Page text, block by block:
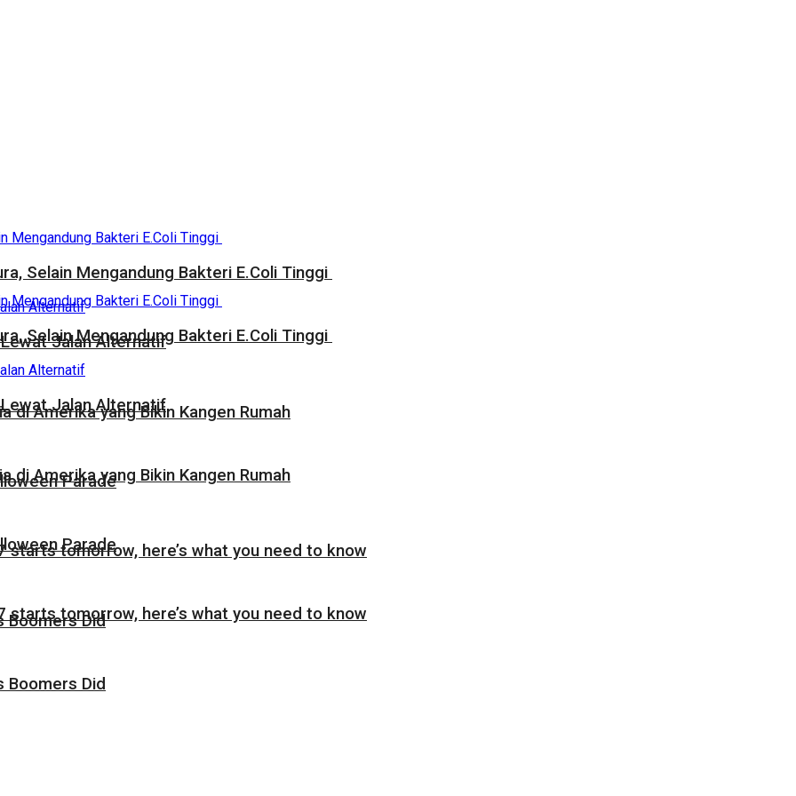
Selain Mengandung Bakteri E.Coli Tinggi
Lewat Jalan Alternatif
di Amerika yang Bikin Kangen Rumah
Parade
tomorrow, here’s what you need to know
Boomers Did
Selain Mengandung Bakteri E.Coli Tinggi
Lewat Jalan Alternatif
di Amerika yang Bikin Kangen Rumah
Parade
tomorrow, here’s what you need to know
Boomers Did